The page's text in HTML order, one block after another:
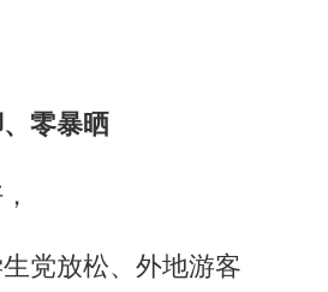
零暴晒
党放松、外地游客